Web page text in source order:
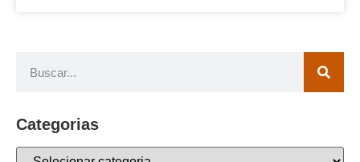
Categorias